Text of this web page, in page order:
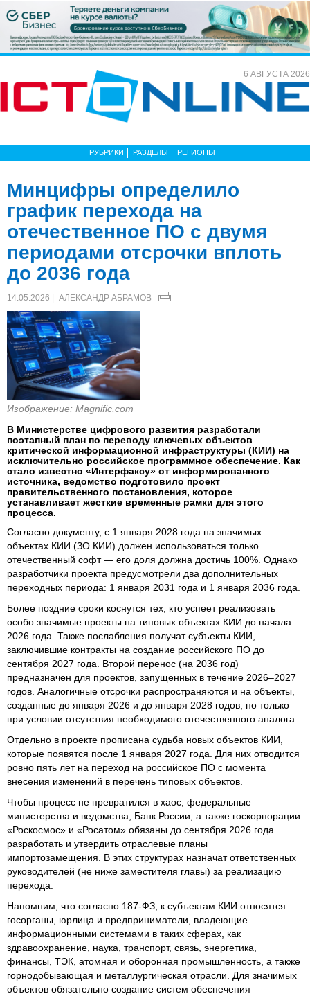
6 АВГУСТА 2026
РУБРИКИ РАЗДЕЛЫ РЕГИОНЫ
Минцифры определило
график перехода на
отечественное ПО с двумя
периодами отсрочки вплоть
до 2036 года
14.05.2026 | АЛЕКСАНДР АБРАМОВ
Изображение: Magnific.com
В Министерстве цифрового развития разработали
поэтапный план по переводу ключевых объектов
критической информационной инфраструктуры (КИИ) на
исключительно российское программное обеспечение. Как
стало известно «Интерфаксу» от информированного
источника, ведомство подготовило проект
правительственного постановления, которое
устанавливает жесткие временные рамки для этого
процесса.
Согласно документу, с 1 января 2028 года на значимых
объектах КИИ (ЗО КИИ) должен использоваться только
отечественный софт — его доля должна достичь 100%. Однако
разработчики проекта предусмотрели два дополнительных
переходных периода: 1 января 2031 года и 1 января 2036 года.
Более поздние сроки коснутся тех, кто успеет реализовать
особо значимые проекты на типовых объектах КИИ до начала
2026 года. Также послабления получат субъекты КИИ,
заключившие контракты на создание российского ПО до
сентября 2027 года. Второй перенос (на 2036 год)
предназначен для проектов, запущенных в течение 2026–2027
годов. Аналогичные отсрочки распространяются и на объекты,
созданные до января 2026 и до января 2028 годов, но только
при условии отсутствия необходимого отечественного аналога.
Отдельно в проекте прописана судьба новых объектов КИИ,
которые появятся после 1 января 2027 года. Для них отводится
ровно пять лет на переход на российское ПО с момента
внесения изменений в перечень типовых объектов.
Чтобы процесс не превратился в хаос, федеральные
министерства и ведомства, Банк России, а также госкорпорации
«Роскосмос» и «Росатом» обязаны до сентября 2026 года
разработать и утвердить отраслевые планы
импортозамещения. В этих структурах назначат ответственных
руководителей (не ниже заместителя главы) за реализацию
перехода.
Напомним, что согласно 187-ФЗ, к субъектам КИИ относятся
госорганы, юрлица и предприниматели, владеющие
информационными системами в таких сферах, как
здравоохранение, наука, транспорт, связь, энергетика,
финансы, ТЭК, атомная и оборонная промышленность, а также
горнодобывающая и металлургическая отрасли. Для значимых
объектов обязательно создание систем обеспечения